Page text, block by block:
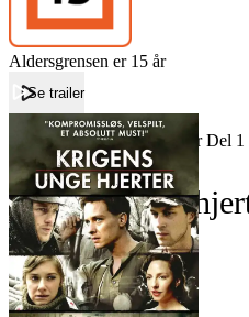
Aldersgrensen er 15 år
Se trailer
Forside Krigens unge hjerter Del 1
Krigens unge
Forfatter:
Leverandør:
Norgesfilm AS
Lisens: